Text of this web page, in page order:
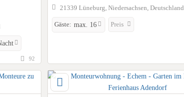
92
21339 Lüneburg, Niedersachsen, Deutschland
Gäste: max. 16 Preis